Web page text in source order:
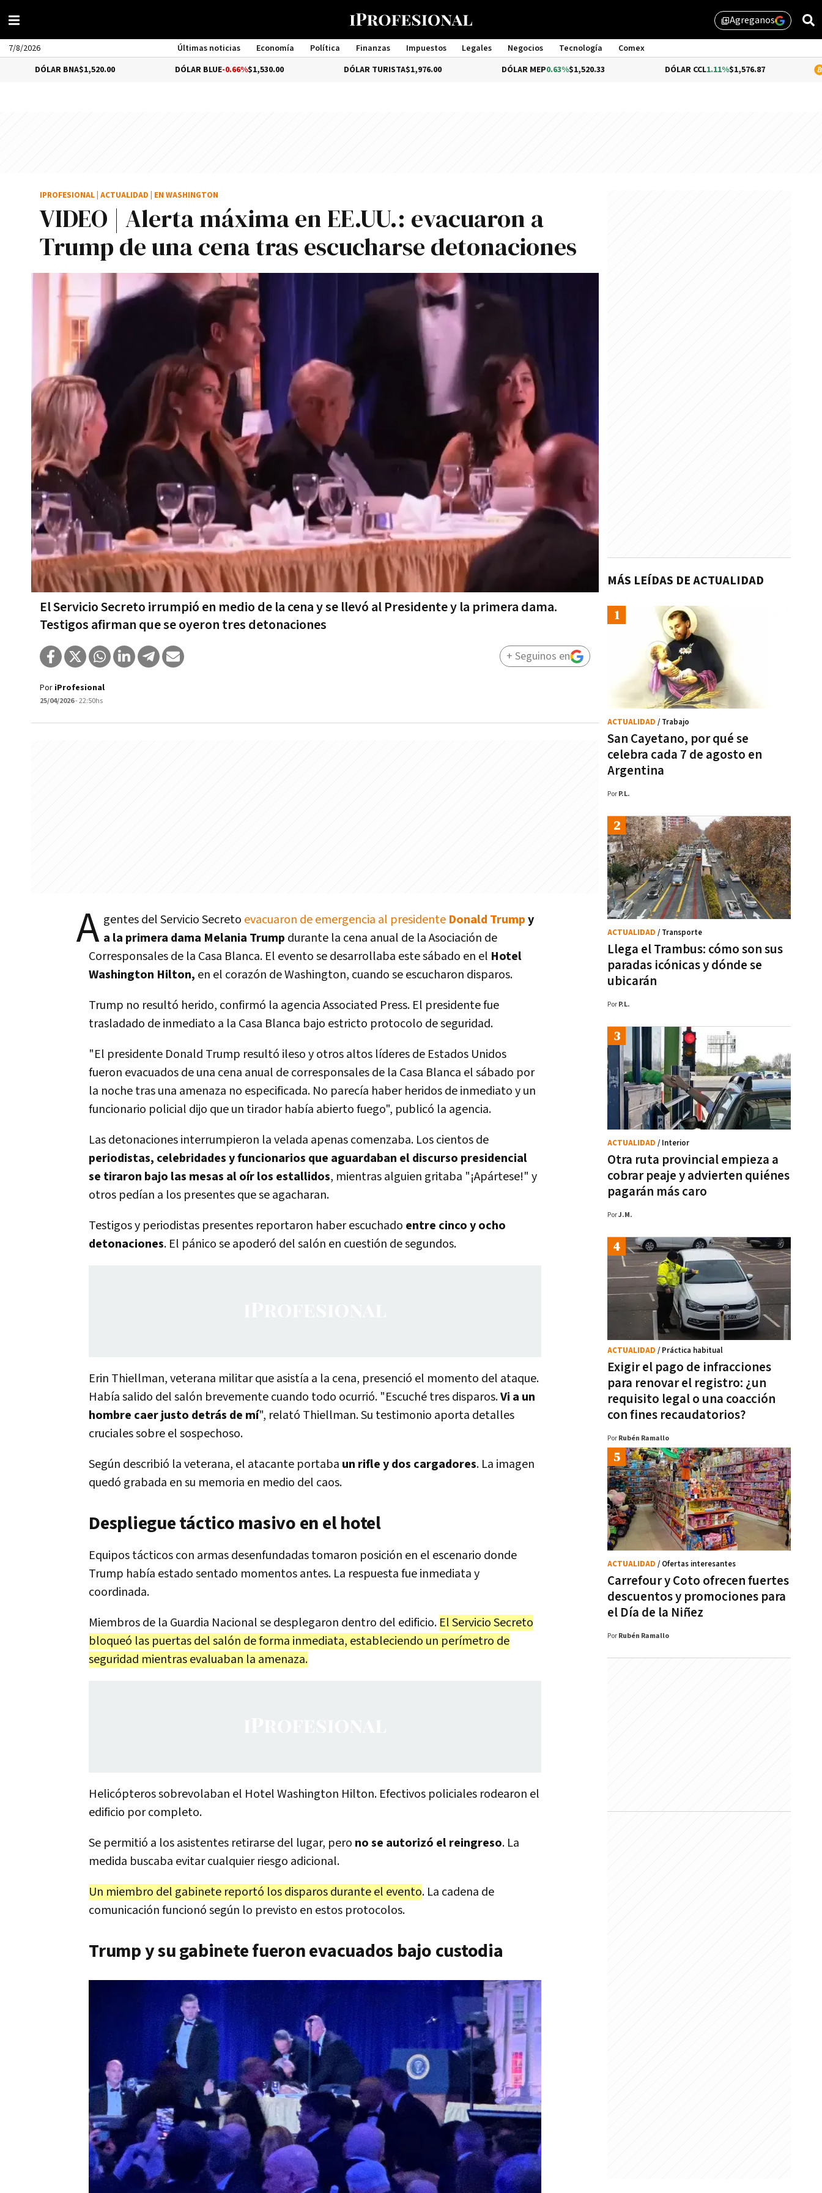
library_addAgreganos
7/8/2026 Últimas noticias Economía Política Finanzas Impuestos Legales Negocios Tecnología
Comex
Management
$1,520.00 -0.66%$1,530.00 DÓLAR TURISTA$1,976.00 0.63%$1,520.33 1.11%$1,576.87 -
VIDEO | Alerta máxima en EE.UU.: evacuaron a
Trump de una cena tras escucharse detonaciones
El Servicio Secreto irrumpió en medio de la cena y se llevó al Presidente y la primera dama.
Testigos afirman que se oyeron tres detonaciones
IPROFESIONAL ACTUALIDAD EN WASHINGTON
Por iProfesional
25/04/2026- 22:50hs
+ Seguinos en
A gentes del Servicio Secreto evacuaron de emergencia al presidente Donald Trumpy
a la primera dama Melania Trump durante la cena anual de la Asociación de
Corresponsales de la Casa Blanca. El evento se desarrollaba este sábado en el Hotel
Washington Hilton, en el corazón de Washington, cuando se escucharon disparos.
Trump no resultó herido, confirmó la agencia Associated Press. El presidente fue
trasladado de inmediato a la Casa Blanca bajo estricto protocolo de seguridad.
"El presidente Donald Trump resultó ileso y otros altos líderes de Estados Unidos
fueron evacuados de una cena anual de corresponsales de la Casa Blanca el sábado por
la noche tras una amenaza no especificada. No parecía haber heridos de inmediato y un
funcionario policial dijo que un tirador había abierto fuego", publicó la agencia.
Las detonaciones interrumpieron la velada apenas comenzaba. Los cientos de
periodistas, celebridades y funcionarios que aguardaban el discurso presidencial
se tiraron bajo las mesas al oír los estallidos, mientras alguien gritaba "¡Apártese!" y
otros pedían a los presentes que se agacharan.
Testigos y periodistas presentes reportaron haber escuchado entre cinco y ocho
detonaciones. El pánico se apoderó del salón en cuestión de segundos.
Erin Thiellman, veterana militar que asistía a la cena, presenció el momento del ataque.
Había salido del salón brevemente cuando todo ocurrió. "Escuché tres disparos.Vi a un
hombre caer justo detrás de mí", relató Thiellman. Su testimonio aporta detalles
cruciales sobre el sospechoso.
Según describió la veterana, el atacante portaba un rifle y dos cargadores. La imagen
quedó grabada en su memoria en medio del caos.
Despliegue táctico masivo en el hotel
Equipos tácticos con armas desenfundadas tomaron posición en el escenario donde
Trump había estado sentado momentos antes. La respuesta fue inmediata y
coordinada.
Miembros de la Guardia Nacional se desplegaron dentro del edificio. El Servicio Secreto
bloqueó las puertas del salón de forma inmediata, estableciendo un perímetro de
seguridad mientras evaluaban la amenaza.
Helicópteros sobrevolaban el Hotel Washington Hilton. Efectivos policiales rodearon el
edificio por completo.
Se permitió a los asistentes retirarse del lugar, pero no se autorizó el reingreso. La
medida buscaba evitar cualquier riesgo adicional.
Un miembro del gabinete reportó los disparos durante el evento. La cadena de
comunicación funcionó según lo previsto en estos protocolos.
Trump y su gabinete fueron evacuados bajo custodia
MÁS LEÍDAS DE ACTUALIDAD
San Cayetano, por qué se
celebra cada 7 de agosto en
Argentina
ACTUALIDAD / Trabajo
Por P.L.
Llega el Trambus: cómo son sus
paradas icónicas y dónde se
ubicarán
ACTUALIDAD / Transporte
Por P.L.
Otra ruta provincial empieza a
cobrar peaje y advierten quiénes
pagarán más caro
ACTUALIDAD / Interior
PorJ.M.
Exigir el pago de infracciones
para renovar el registro: ¿un
requisito legal o una coacción
con fines recaudatorios?
ACTUALIDAD / Práctica habitual
Por Rubén Ramallo
Carrefour y Coto ofrecen fuertes
descuentos y promociones para
el Día de la Niñez
ACTUALIDAD / Ofertas interesantes
Por Rubén Ramallo